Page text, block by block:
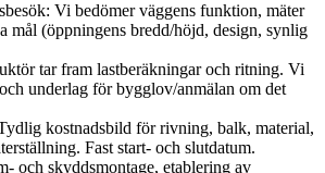
Vi bedömer väggens funktion, mäter
mål (öppningens bredd/höjd, design, synlig
tar fram lastberäkningar och ritning. Vi
underlag för bygglov/anmälan om det
kostnadsbild för rivning, balk, material,
Fast start- och slutdatum.
och skyddsmontage, etablering av